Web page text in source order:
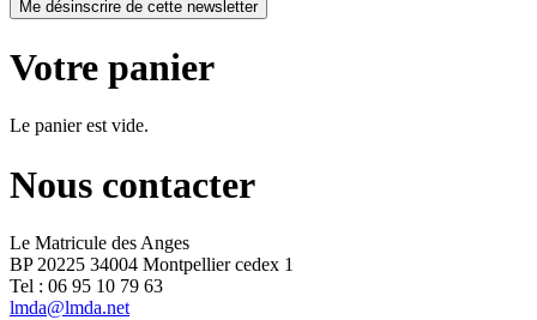
Votre panier
Le panier est vide.
Nous contacter
Le Matricule des Anges
BP 20225 34004 Montpellier cedex 1
Tel : ‭06 95 10 79 63
lmda@lmda.net